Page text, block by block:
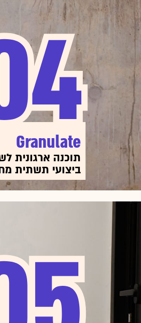
Granulate
תוכנה ארגונית
ביצועי תשתית